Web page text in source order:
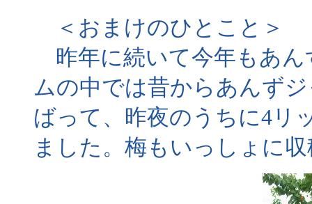
＜おまけのひとこと＞
昨年に続いて今年もあん
ムの中では昔からあんず
ばって、昨夜のうちに4リ
ました。梅もいっしょに